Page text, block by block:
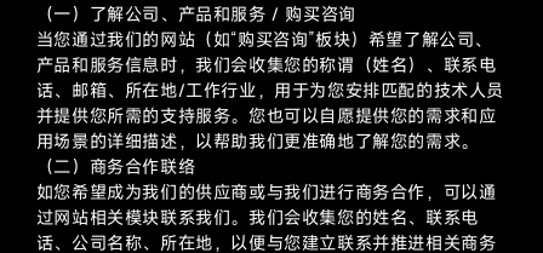
（一）了解公司、产品和服务 / 购买咨询
当您通过我们的网站（如“购买咨询”板块）希望了解公司、
产品和服务信息时，我们会收集您的称谓（姓名）、联系电
话、邮箱、所在地/工作行业，用于为您安排匹配的技术人员
并提供您所需的支持服务。您也可以自愿提供您的需求和应
用场景的详细描述，以帮助我们更准确地了解您的需求。
（二）商务合作联络
如您希望成为我们的供应商或与我们进行商务合作，可以通
过网站相关模块联系我们。我们会收集您的姓名、联系电
话、公司名称、所在地，以便与您建立联系并推进相关商务